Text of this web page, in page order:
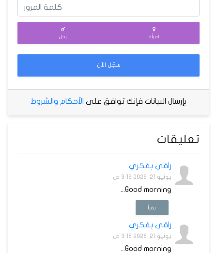
امرأة رجل
سجّل الآن
بإرسال البيانات فإنك توافق على الأحكام والشروط
تعليقات
راقي بفكري
يونيو 21, 2026 3:16 ص
Good morning...
يقرأ
راقي بفكري
يونيو 21, 2026 3:16 ص
Good morning...